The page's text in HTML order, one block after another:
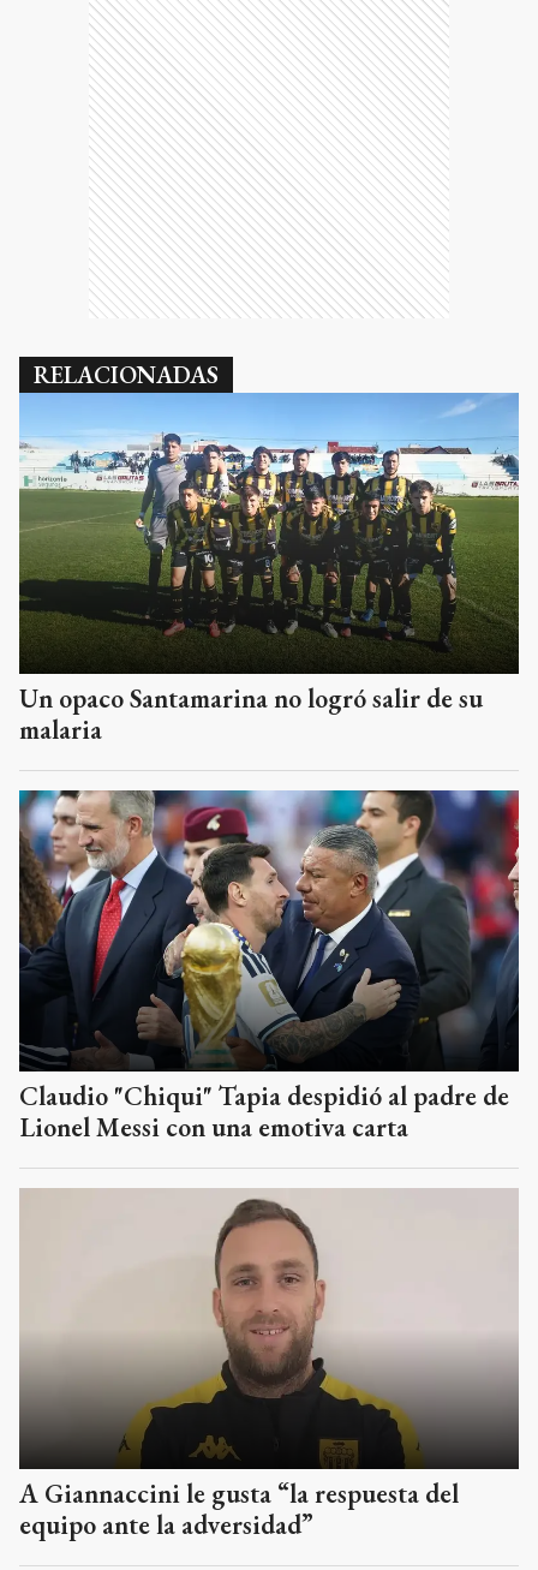
RELACIONADAS
Un opaco Santamarina no logró salir de su
malaria
Claudio "Chiqui" Tapia despidió al padre de
Lionel Messi con una emotiva carta
A Giannaccini le gusta “la respuesta del
equipo ante la adversidad”